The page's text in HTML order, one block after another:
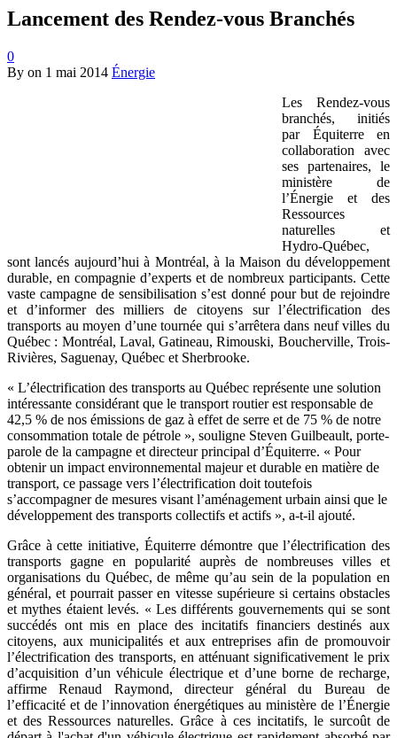
Lancement des Rendez-vous Branchés
0
By on 1 mai 2014 Énergie
Les Rendez-vous
branchés, initiés
par Équiterre en
collaboration avec
ses partenaires, le
ministère de
l’Énergie et des
Ressources
naturelles et
Hydro-Québec,
sont lancés aujourd’hui à Montréal, à la Maison du développement
durable, en compagnie d’experts et de nombreux participants. Cette
vaste campagne de sensibilisation s’est donné pour but de rejoindre
et d’informer des milliers de citoyens sur l’électrification des
transports au moyen d’une tournée qui s’arrêtera dans neuf villes du
Québec : Montréal, Laval, Gatineau, Rimouski, Boucherville, Trois-
Rivières, Saguenay, Québec et Sherbrooke.
« L’électrification des transports au Québec représente une solution
intéressante considérant que le transport routier est responsable de
42,5 % de nos émissions de gaz à effet de serre et de 75 % de notre
consommation totale de pétrole », souligne Steven Guilbeault, porte-
parole de la campagne et directeur principal d’Équiterre. « Pour
obtenir un impact environnemental majeur et durable en matière de
transport, ce passage vers l’électrification doit toutefois
s’accompagner de mesures visant l’aménagement urbain ainsi que le
développement des transports collectifs et actifs », a-t-il ajouté.
Grâce à cette initiative, Équiterre démontre que l’électrification des
transports gagne en popularité auprès de nombreuses villes et
organisations du Québec, de même qu’au sein de la population en
général, et pourrait passer en vitesse supérieure si certains obstacles
et mythes étaient levés. « Les différents gouvernements qui se sont
succédés ont mis en place des incitatifs financiers destinés aux
citoyens, aux municipalités et aux entreprises afin de promouvoir
l’électrification des transports, en atténuant significativement le prix
d’acquisition d’un véhicule électrique et d’une borne de recharge,
affirme Renaud Raymond, directeur général du Bureau de
l’efficacité et de l’innovation énergétiques au ministère de l’Énergie
et des Ressources naturelles. Grâce à ces incitatifs, le surcoût de